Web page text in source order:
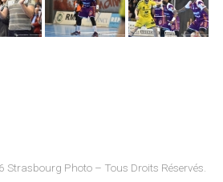
Photo – Tous Droits Réservés.